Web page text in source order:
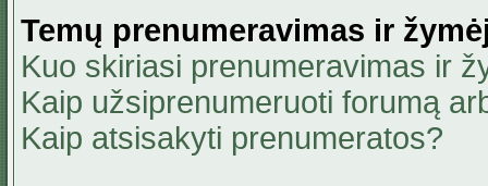
Temų prenumeravimas ir
Kuo skiriasi prenumeravimas ir
Kaip užsiprenumeruoti forumą
Kaip atsisakyti prenumeratos?